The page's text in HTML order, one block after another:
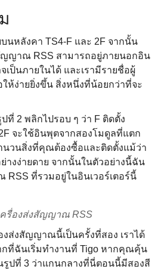
หลังคา TS4-F และ 2F จากนั้น
ญญาณ RSS สามารถอยู่ภายนอกอิน
เป็นภายในได้ และเรามีรายชื่อผู้
ห้ง่ายยิ่งขึ้น สิ่งหนึ่งที่น้อยกว่าที่จะ
ที่ 2 พลิกไปรอบ ๆ ว่า F ติดตั้ง
จะใช้อินพุตจากสองโมดูลที่แตก
วนสิ่งที่คุณต้องซื้อและติดตั้งแม้ว่า
ย่างง่ายดาย จากนั้นในตัวอย่างนี้ฉัน
RSS ที่รวมอยู่ในอินเวอร์เตอร์นี้
ครื่องส่งสัญญาณ RSS
งส่งสัญญาณนี้เป็นครั้งที่สอง เราได้
กที่ฉันเริ่มทํางานที่ Tigo หากคุณคุ้น
รูปที่ 3 ว่าแกนกลางที่นี่ตอนนี้มีสองสี